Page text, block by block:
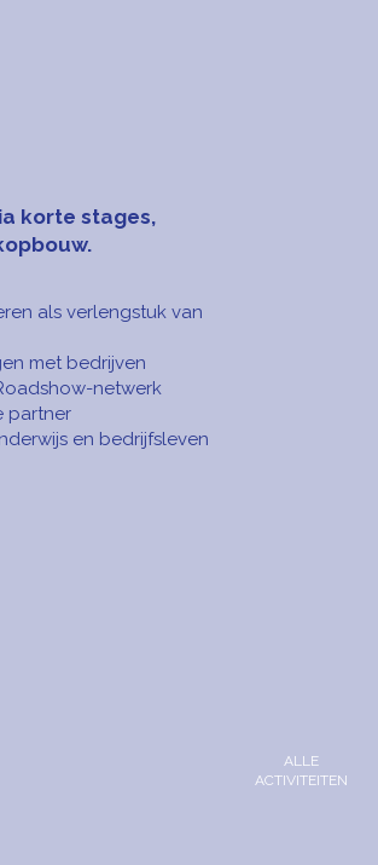
korte stages,
als verlengstuk van
met bedrijven
netwerk
partner
en bedrijfsleven
ALLE
ACTIVITEITEN